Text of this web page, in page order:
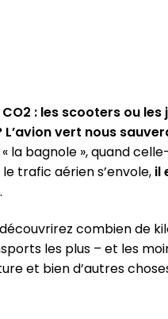
: les scooters ou
vert nous
la bagnole », quand
trafic aérien s’envole, il
.
combien de
les plus – et les
et bien d’autres